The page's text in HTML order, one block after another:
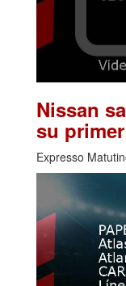
Nissan
su
Expresso